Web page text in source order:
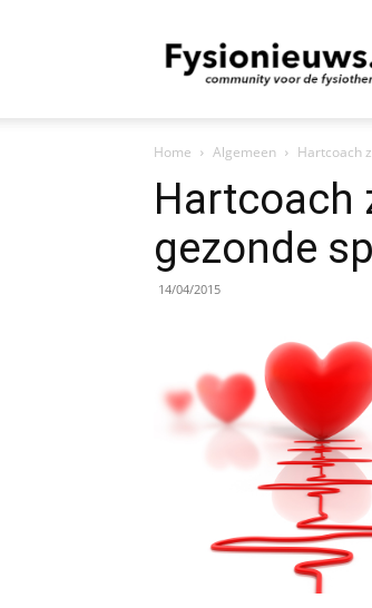
Home Algemeen Hartcoach
Hartcoach
gezonde
14/04/2015